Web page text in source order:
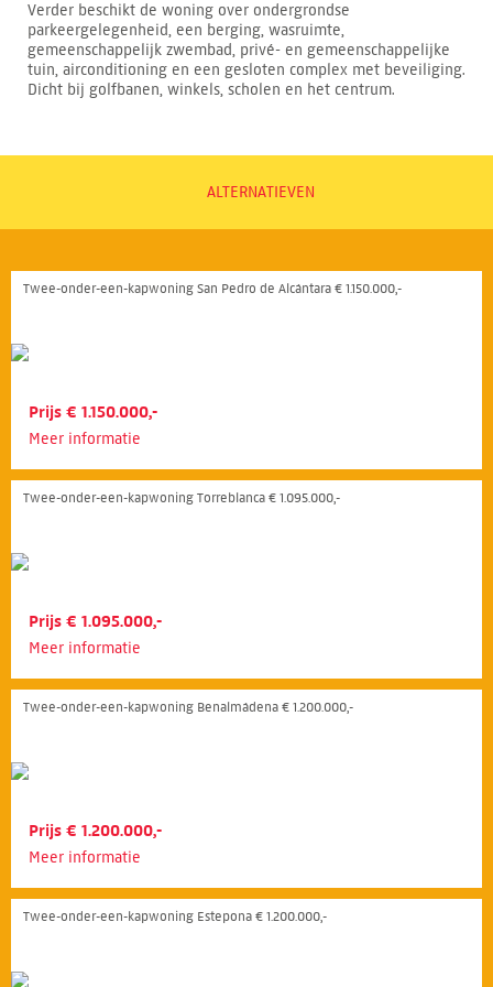
Verder beschikt de woning over ondergrondse
parkeergelegenheid, een berging, wasruimte,
gemeenschappelijk zwembad, privé- en gemeenschappelijke
tuin, airconditioning en een gesloten complex met beveiliging.
Dicht bij golfbanen, winkels, scholen en het centrum.
ALTERNATIEVEN
Twee-onder-een-kapwoning San Pedro de Alcántara € 1.150.000,-
Prijs € 1.150.000,-
Meer informatie
Twee-onder-een-kapwoning Torreblanca € 1.095.000,-
Prijs € 1.095.000,-
Meer informatie
Twee-onder-een-kapwoning Benalmádena € 1.200.000,-
Prijs € 1.200.000,-
Meer informatie
Twee-onder-een-kapwoning Estepona € 1.200.000,-